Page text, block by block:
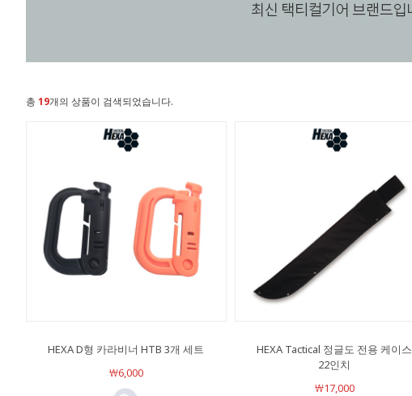
총 19개의 상품이 검색되었습니다.
HEXA D형 카라비너 HTB 3개 세트
￦6,000
HEXA Tactical 정글도 전용 케이스
22인치
￦17,000